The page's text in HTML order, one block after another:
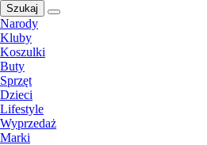
Szukaj
Narody
Kluby
Koszulki
Buty
Sprzęt
Dzieci
Lifestyle
Wyprzedaż
Marki